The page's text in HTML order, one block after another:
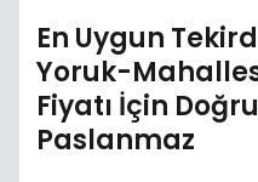
En Uygun
Yoruk-
Fiyatı İçin
Paslanmaz